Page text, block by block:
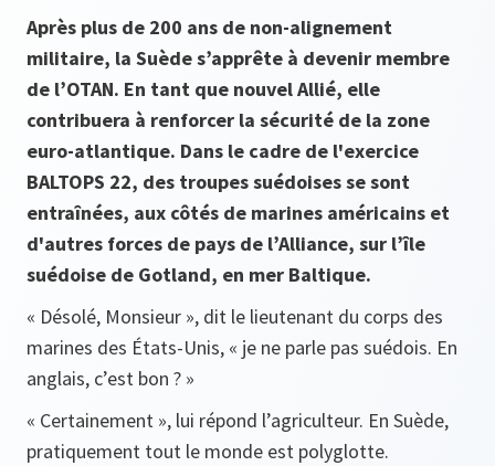
Après plus de 200 ans de non-alignement
militaire, la Suède s’apprête à devenir membre
de l’OTAN. En tant que nouvel Allié, elle
contribuera à renforcer la sécurité de la zone
euro-atlantique. Dans le cadre de l'exercice
BALTOPS 22, des troupes suédoises se sont
entraînées, aux côtés de marines américains et
d'autres forces de pays de l’Alliance, sur l’île
suédoise de Gotland, en mer Baltique.
« Désolé, Monsieur », dit le lieutenant du corps des
marines des États-Unis, « je ne parle pas suédois. En
anglais, c’est bon ? »
« Certainement », lui répond l’agriculteur. En Suède,
pratiquement tout le monde est polyglotte.